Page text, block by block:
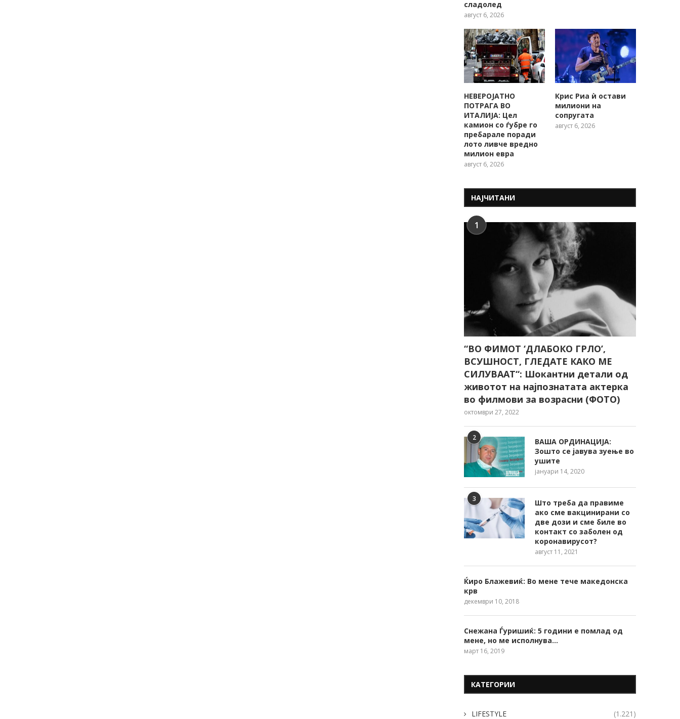
сладолед
август 6, 2026
НЕВЕРОЈАТНО
ПОТРАГА ВО
ИТАЛИЈА: Цел
камион со ѓубре го
пребарале поради
лото ливче вредно
милион евра
август 6, 2026
Крис Риа ѝ остави
милиони на
сопругата
август 6, 2026
НАЈЧИТАНИ
1
“ВО ФИМОТ ‘ДЛАБОКО ГРЛО’,
ВСУШНОСТ, ГЛЕДАТЕ КАКО МЕ
СИЛУВААТ“: Шокантни детали од
животот на најпознатата актерка
во филмови за возрасни (ФОТО)
октомври 27, 2022
2
ВАША ОРДИНАЦИЈА:
Зошто се јавува зуење во
ушите
јануари 14, 2020
3
Што треба да правиме
ако сме вакцинирани со
две дози и сме биле во
контакт со заболен од
коронавирусот?
август 11, 2021
Ќиро Блажевиќ: Во мене тече македонска
крв
декември 10, 2018
Снежана Ѓуришиќ: 5 години е помлад од
мене, но ме исполнува…
март 16, 2019
КАТЕГОРИИ
LIFESTYLE (1.221)